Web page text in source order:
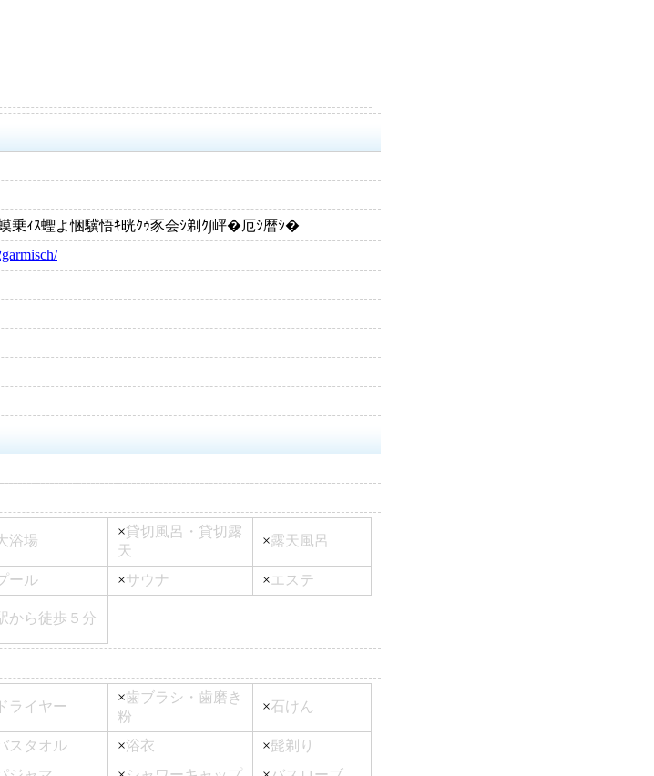
乗ｨｽ蟶よ悃驥悟ｷ晄ｸｩ豕会ｼ剃ｸ∫岼�厄ｼ暦ｼ�
浴場
×貸切風呂・貸切露
天
×露天風呂
ール ×サウナ ×エステ
から徒歩５分
ドライヤー
×歯ブラシ・歯磨き
粉
×石けん
スタオル ×浴衣 ×髭剃り